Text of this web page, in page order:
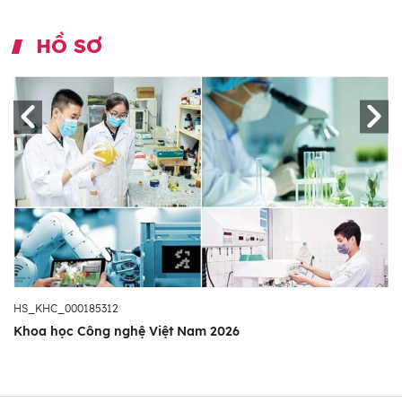
HỒ SƠ
HS_KHC_000185312
Khoa học Công nghệ Việt Nam 2026